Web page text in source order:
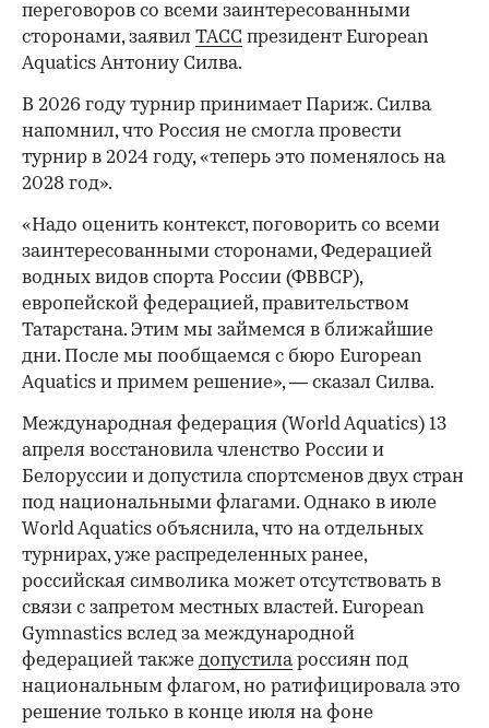
переговоров со всеми заинтересованными
сторонами, заявил ТАСС президент European
Aquatics Антониу Силва.
В 2026 году турнир принимает Париж. Силва
напомнил, что Россия не смогла провести
турнир в 2024 году, «теперь это поменялось на
2028 год».
«Надо оценить контекст, поговорить со всеми
заинтересованными сторонами, Федерацией
водных видов спорта России (ФВВСР),
европейской федерацией, правительством
Татарстана. Этим мы займемся в ближайшие
дни. После мы пообщаемся с бюро European
Aquatics и примем решение», — сказал Силва.
Международная федерация (World Aquatics) 13
апреля восстановила членство России и
Белоруссии и допустила спортсменов двух стран
под национальными флагами. Однако в июле
World Aquatics объяснила, что на отдельных
турнирах, уже распределенных ранее,
российская символика может отсутствовать в
связи с запретом местных властей. European
Gymnastics вслед за международной
федерацией также допустилароссиян под
национальным флагом, но ратифицировала это
решение только в конце июля на фоне